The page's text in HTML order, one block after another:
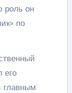
роль он
по
его
главным